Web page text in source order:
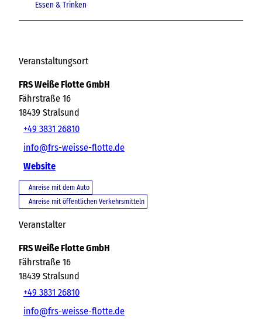
Essen & Trinken
Veranstaltungsort
FRS Weiße Flotte GmbH
Fährstraße 16
18439 Stralsund
+49 3831 26810
info@frs-weisse-flotte.de
Website
Anreise mit dem Auto
Anreise mit öffentlichen Verkehrsmitteln
Veranstalter
FRS Weiße Flotte GmbH
Fährstraße 16
18439 Stralsund
+49 3831 26810
info@frs-weisse-flotte.de